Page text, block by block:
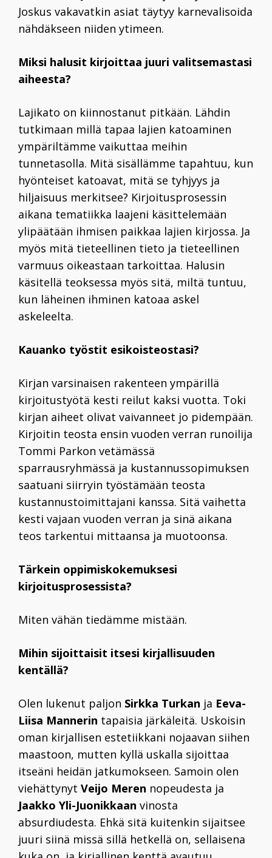
Joskus vakavatkin asiat täytyy karnevalisoida
nähdäkseen niiden ytimeen.
Miksi halusit kirjoittaa juuri valitsemastasi
aiheesta?
Lajikato on kiinnostanut pitkään. Lähdin
tutkimaan millä tapaa lajien katoaminen
ympäriltämme vaikuttaa meihin
tunnetasolla. Mitä sisällämme tapahtuu, kun
hyönteiset katoavat, mitä se tyhjyys ja
hiljaisuus merkitsee? Kirjoitusprosessin
aikana tematiikka laajeni käsittelemään
ylipäätään ihmisen paikkaa lajien kirjossa. Ja
myös mitä tieteellinen tieto ja tieteellinen
varmuus oikeastaan tarkoittaa. Halusin
käsitellä teoksessa myös sitä, miltä tuntuu,
kun läheinen ihminen katoaa askel
askeleelta.
Kauanko työstit esikoisteostasi?
Kirjan varsinaisen rakenteen ympärillä
kirjoitustyötä kesti reilut kaksi vuotta. Toki
kirjan aiheet olivat vaivanneet jo pidempään.
Kirjoitin teosta ensin vuoden verran runoilija
Tommi Parkon vetämässä
sparrausryhmässä ja kustannussopimuksen
saatuani siirryin työstämään teosta
kustannustoimittajani kanssa. Sitä vaihetta
kesti vajaan vuoden verran ja sinä aikana
teos tarkentui mittaansa ja muotoonsa.
Tärkein oppimiskokemuksesi
kirjoitusprosessista?
Miten vähän tiedämme mistään.
Mihin sijoittaisit itsesi kirjallisuuden
kentällä?
Olen lukenut paljon Sirkka Turkan ja Eeva-
Liisa Mannerin tapaisia järkäleitä. Uskoisin
oman kirjallisen estetiikkani nojaavan siihen
maastoon, mutten kyllä uskalla sijoittaa
itseäni heidän jatkumokseen. Samoin olen
viehättynyt Veijo Meren nopeudesta ja
Jaakko Yli-Juonikkaan vinosta
absurdiudesta. Ehkä sitä kuitenkin sijaitsee
juuri siinä missä sillä hetkellä on, sellaisena